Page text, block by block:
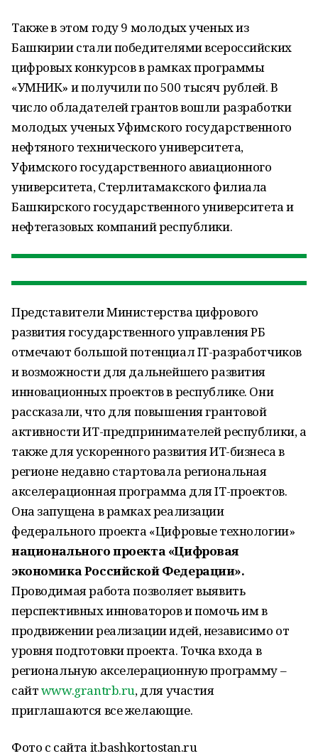
Также в этом году 9 молодых ученых из
Башкирии стали победителями всероссийских
цифровых конкурсов в рамках программы
«УМНИК» и получили по 500 тысяч рублей. В
число обладателей грантов вошли разработки
молодых ученых Уфимского государственного
нефтяного технического университета,
Уфимского государственного авиационного
университета, Стерлитамакского филиала
Башкирского государственного университета и
нефтегазовых компаний республики.
Представители Министерства цифрового
развития государственного управления РБ
отмечают большой потенциал IT-разработчиков
и возможности для дальнейшего развития
инновационных проектов в республике. Они
рассказали, что для повышения грантовой
активности ИТ-предпринимателей республики, а
также для ускоренного развития ИТ-бизнеса в
регионе недавно стартовала региональная
акселерационная программа для IT-проектов.
Она запущена в рамках реализации
федерального проекта «Цифровые технологии»
национального проекта «Цифровая
экономика Российской Федерации».
Проводимая работа позволяет выявить
перспективных инноваторов и помочь им в
продвижении реализации идей, независимо от
уровня подготовки проекта. Точка входа в
региональную акселерационную программу –
сайтwww.grantrb.ru, для участия
приглашаются все желающие.
Фото с сайта it.bashkortostan.ru